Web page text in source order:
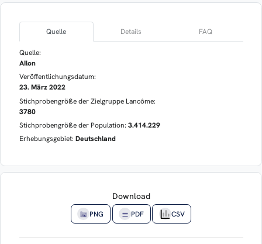
Quelle Details FAQ
Quelle:
AIlon
Veröffentlichungsdatum:
23. März 2022
Stichprobengröße der Zielgruppe Lancôme:
3780
Stichprobengröße der Population: 3.414.229
Erhebungsgebiet: Deutschland
Download
PNG PDF CSV